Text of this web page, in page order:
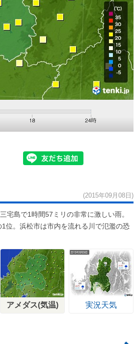
(2015年09月08日)
宅島で1時間57ミリの非常に激しい雨。
位。浜松市は市内を流れる川で氾濫の恐
アメダス(気温) 実況天気